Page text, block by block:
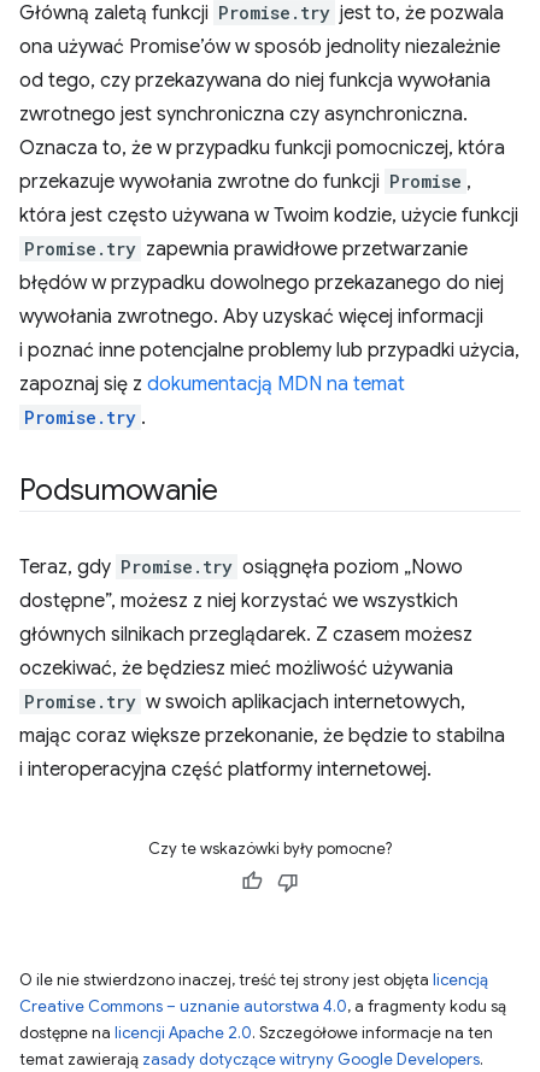
Główną zaletą funkcji Promise.try jest to, że pozwala
ona używać Promise’ów w sposób jednolity niezależnie
od tego, czy przekazywana do niej funkcja wywołania
zwrotnego jest synchroniczna czy asynchroniczna.
Oznacza to, że w przypadku funkcji pomocniczej, która
przekazuje wywołania zwrotne do funkcji Promise ,
która jest często używana w Twoim kodzie, użycie funkcji
Promise.try zapewnia prawidłowe przetwarzanie
błędów w przypadku dowolnego przekazanego do niej
wywołania zwrotnego. Aby uzyskać więcej informacji
i poznać inne potencjalne problemy lub przypadki użycia,
zapoznaj się z dokumentacją MDN na temat
Promise.try .
Podsumowanie
Teraz, gdy Promise.try osiągnęła poziom „Nowo
dostępne”, możesz z niej korzystać we wszystkich
głównych silnikach przeglądarek. Z czasem możesz
oczekiwać, że będziesz mieć możliwość używania
Promise.try w swoich aplikacjach internetowych,
mając coraz większe przekonanie, że będzie to stabilna
i interoperacyjna część platformy internetowej.
Czy te wskazówki były pomocne?
O ile nie stwierdzono inaczej, treść tej strony jest objęta licencją
Creative Commons – uznanie autorstwa 4.0, a fragmenty kodu są
dostępne na licencji Apache 2.0. Szczegółowe informacje na ten
temat zawierają zasady dotyczące witryny Google Developers.